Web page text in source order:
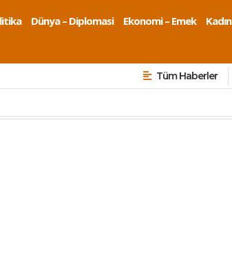
Dünya – Diplomasi Ekonomi – Emek Kadın
Tüm Haberler